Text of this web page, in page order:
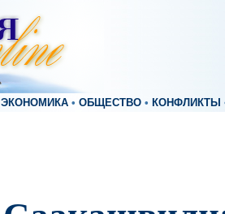
ЭКОНОМИКА • ОБЩЕСТВО • КОНФЛИКТЫ